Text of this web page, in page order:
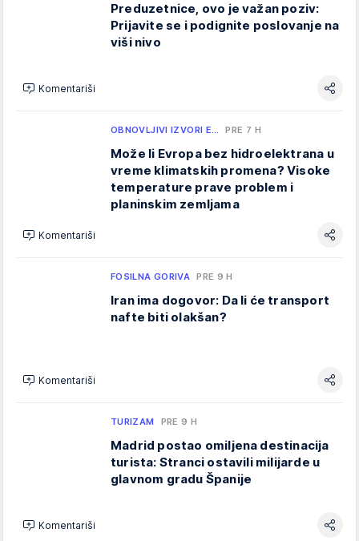
Preduzetnice, ovo je važan poziv:
Prijavite se i podignite poslovanje na
viši nivo
Komentariši
OBNOVLJIVI IZVORI E… PRE 7 H
Može li Evropa bez hidroelektrana u
vreme klimatskih promena? Visoke
temperature prave problem i
planinskim zemljama
Komentariši
FOSILNA GORIVA PRE 9 H
Iran ima dogovor: Da li će transport
nafte biti olakšan?
Komentariši
TURIZAM PRE 9 H
Madrid postao omiljena destinacija
turista: Stranci ostavili milijarde u
glavnom gradu Španije
Komentariši